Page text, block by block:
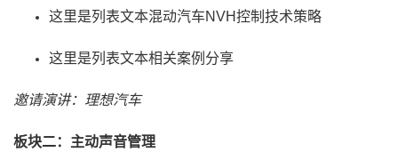
这里是列表文本混动汽车NVH控制技术策略
这里是列表文本相关案例分享
邀请演讲：理想汽车
板块二：主动声音管理